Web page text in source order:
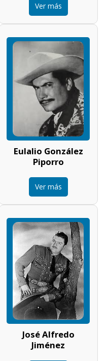
Ver más
Eulalio González
Piporro
Ver más
José Alfredo
Jiménez